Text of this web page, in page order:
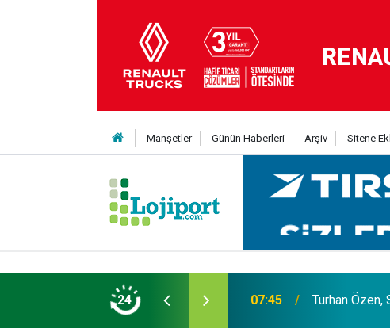
Manşetler Günün Haberleri Arşiv Sitene
24 14:58 Tırsan, Ar-